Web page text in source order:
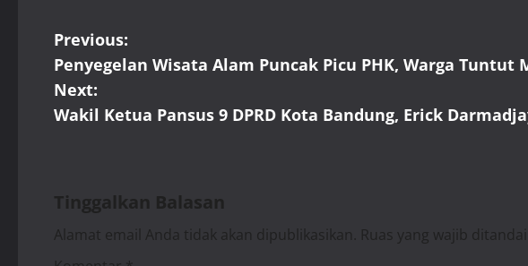
P
o
s
n
a
Previous:
Penyegelan Wisata Alam Puncak Picu PHK, Warga
Next:
Wakil Ketua Pansus 9 DPRD Kota Bandung, Erick
Tinggalkan Balasan
Alamat email Anda tidak akan dipublikasikan. Ruas yang wajib ditandai